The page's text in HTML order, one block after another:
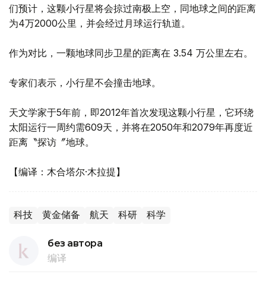
们预计，这颗小行星将会掠过南极上空，同地球之间的距离
为4万2000公里，并会经过月球运行轨道。
作为对比，一颗地球同步卫星的距离在 3.54 万公里左右。
专家们表示，小行星不会撞击地球。
天文学家于5年前，即2012年首次发现这颗小行星，它环绕
太阳运行一周约需609天，并将在2050年和2079年再度近
距离〝探访〞地球。
【编译：木合塔尔·木拉提】
科技 黄金储备 航天 科研 科学
без автора
编译